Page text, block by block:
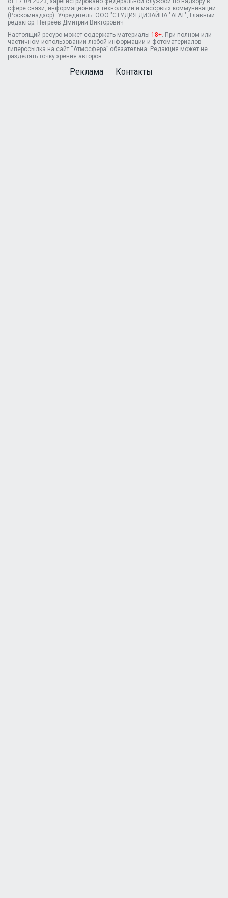
сфере связи, информационных технологий и массовых коммуникаций
(Роскомнадзор). Учредитель: ООО "СТУДИЯ ДИЗАЙНА "АГАТ", Главный
редактор: Негреев Дмитрий Викторович
Настоящий ресурс может содержать материалы 18+ . При полном или
частичном использовании любой информации и фотоматериалов
гиперссылка на сайт “Атмосфера” обязательна. Редакция может не
разделять точку зрения авторов.
Реклама Контакты